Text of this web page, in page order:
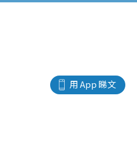
用 App 睇文